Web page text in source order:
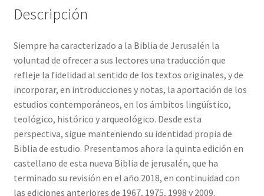
Descripción
Siempre ha caracterizado a la Biblia de Jerusalén la
voluntad de ofrecer a sus lectores una traducción que
refleje la fidelidad al sentido de los textos originales, y de
incorporar, en introducciones y notas, la aportación de los
estudios contemporáneos, en los ámbitos lingüístico,
teológico, histórico y arqueológico. Desde esta
perspectiva, sigue manteniendo su identidad propia de
Biblia de estudio. Presentamos ahora la quinta edición en
castellano de esta nueva Biblia de jerusalén, que ha
terminado su revisión en el año 2018, en continuidad con
las ediciones anteriores de 1967, 1975, 1998 y 2009.